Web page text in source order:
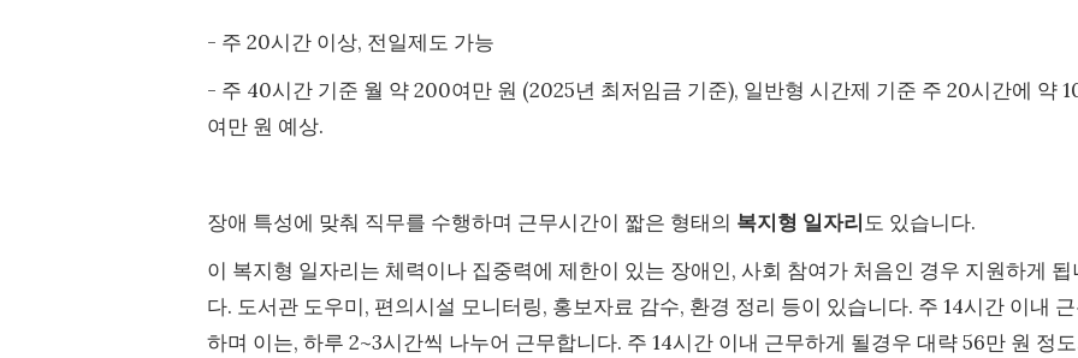
- 주 20시간 이상, 전일제도 가능
- 주 40시간 기준 월 약 200여만 원 (2025년 최저임금 기준), 일반형 시간제 기준 주 20시간에 약
여만 원 예상.
장애 특성에 맞춰 직무를 수행하며 근무시간이 짧은 형태의 복지형 일자리도 있습니다.
이 복지형 일자리는 체력이나 집중력에 제한이 있는 장애인, 사회 참여가 처음인 경우 지원하게 됩
다. 도서관 도우미, 편의시설 모니터링, 홍보자료 감수, 환경 정리 등이 있습니다. 주 14시간 이내
하며 이는, 하루 2~3시간씩 나누어 근무합니다. 주 14시간 이내 근무하게 될경우 대략 56만 원 정